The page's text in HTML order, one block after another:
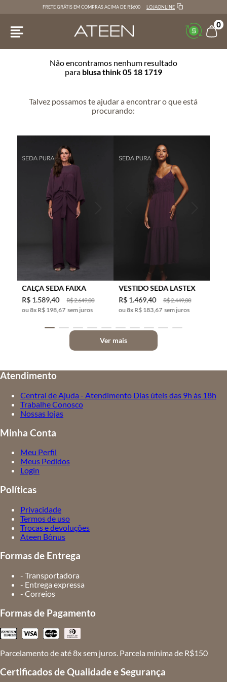
FRETE GRÁTIS EM COMPRAS ACIMA DE R$600 LOJAONLINE
0
Não encontramos nenhum resultado
para blusa think 05 18 1719
Talvez possamos te ajudar a encontrar o que está
procurando:
CALÇA SEDA FAIXA
R$2.649,00
R$ 1.589,40
8x R$ 198,67 sem juros
VESTIDO SEDA LASTEX
R$2.449,00
R$ 1.469,40
8x R$ 183,67 sem juros
Ver mais
Atendimento
Central de Ajuda - Atendimento Dias úteis das 9h às 18h
Trabalhe Conosco
Nossas lojas
Minha Conta
Meu Perfil
Meus Pedidos
Login
Políticas
Privacidade
Termos de uso
Trocas e devoluções
Ateen Bônus
Formas de Entrega
- Transportadora
- Entrega expressa
- Correios
Formas de Pagamento
Parcelamento de até 8x sem juros. Parcela mínima de R$150
Certificados de Qualidade e Segurança